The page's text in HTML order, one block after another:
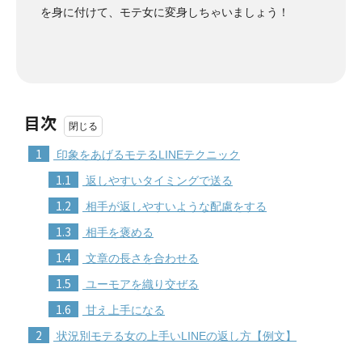
を身に付けて、モテ女に変身しちゃいましょう！
目次
1 印象をあげるモテるLINEテクニック
1.1 返しやすいタイミングで送る
1.2 相手が返しやすいような配慮をする
1.3 相手を褒める
1.4 文章の長さを合わせる
1.5 ユーモアを織り交ぜる
1.6 甘え上手になる
2 状況別モテる女の上手いLINEの返し方【例文】